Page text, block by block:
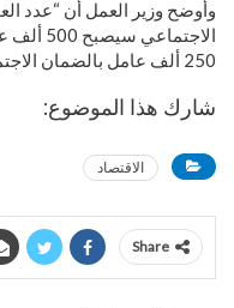
وأوضح وزير العمل أن “عدد
250 ألف عامل بالضمان الاجتماعي خلال العام 2020”.
شارك هذا الموضوع:
الاقتصاد
Share